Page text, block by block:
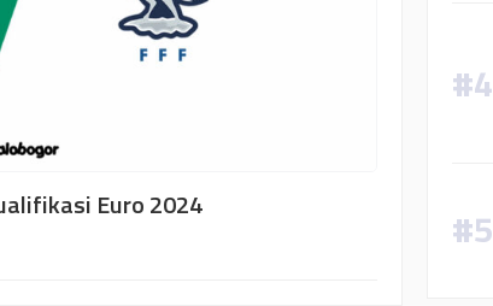
Euro 2024